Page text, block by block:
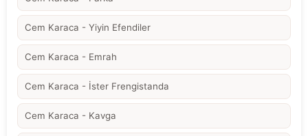
Cem Karaca - Yiyin Efendiler
Cem Karaca - Emrah
Cem Karaca - İster Frengistanda
Cem Karaca - Kavga